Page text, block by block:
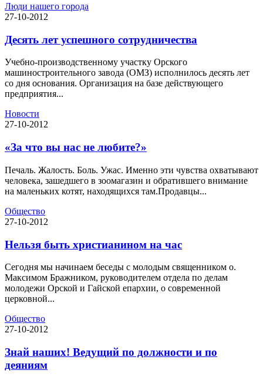
Люди нашего города
27-10-2012
Десять лет успешного сотрудничества
Учебно-производственному участку Орского
машиностроительного завода (ОМЗ) исполнилось десять лет
со дня основания. Организация на базе действующего
предприятия...
Новости
27-10-2012
«За что вы нас не любите?»
Печаль. Жалость. Боль. Ужас. Именно эти чувства охватывают
человека, зашедшего в зоомагазин и обратившего внимание
на маленьких котят, находящихся там.Продавцы...
Общество
27-10-2012
Нельзя быть христианином на час
Сегодня мы начинаем беседы с молодым священником о.
Максимом Бражником, руководителем отдела по делам
молодежи Орской и Гайской епархии, о современной
церковной...
Общество
27-10-2012
Знай наших! Ведущий по должности и по
деяниям